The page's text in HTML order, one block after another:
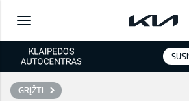
GRĮŽTI